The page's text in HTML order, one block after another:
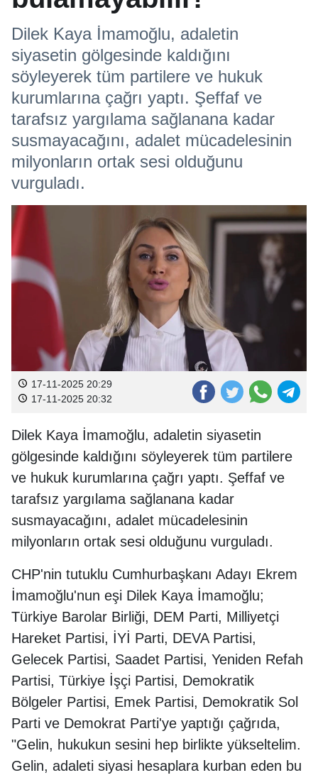
Dilek Kaya İmamoğlu, adaletin
siyasetin gölgesinde kaldığını
söyleyerek tüm partilere ve hukuk
kurumlarına çağrı yaptı. Şeffaf ve
tarafsız yargılama sağlanana kadar
susmayacağını, adalet mücadelesinin
milyonların ortak sesi olduğunu
vurguladı.
17-11-2025 20:29
17-11-2025 20:32
Dilek Kaya İmamoğlu, adaletin siyasetin
gölgesinde kaldığını söyleyerek tüm partilere
ve hukuk kurumlarına çağrı yaptı. Şeffaf ve
tarafsız yargılama sağlanana kadar
susmayacağını, adalet mücadelesinin
milyonların ortak sesi olduğunu vurguladı.
CHP'nin tutuklu Cumhurbaşkanı Adayı Ekrem
İmamoğlu'nun eşi Dilek Kaya İmamoğlu;
Türkiye Barolar Birliği, DEM Parti, Milliyetçi
Hareket Partisi, İYİ Parti, DEVA Partisi,
Gelecek Partisi, Saadet Partisi, Yeniden Refah
Partisi, Türkiye İşçi Partisi, Demokratik
Bölgeler Partisi, Emek Partisi, Demokratik Sol
Parti ve Demokrat Parti'ye yaptığı çağrıda,
"Gelin, hukukun sesini hep birlikte yükseltelim.
Gelin, adaleti siyasi hesaplara kurban eden bu